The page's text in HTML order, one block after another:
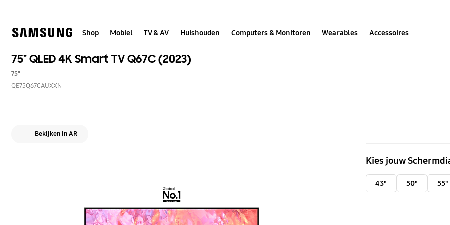
Shop Mobiel TV & AV Huishouden Computers & Monitoren Wearables Accessoires
75" QLED 4K Smart TV Q67C (2023)
75"
QE75Q67CAUXXN
4K
Smart
Bekijken in AR
Kies jouw
43" 50" 55"